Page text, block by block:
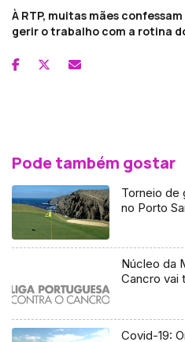
À RTP, muitas mães
gerir o trabalho com a rotina
Pode também gostar
Torneio de
no Porto
Núcleo da
Cancro vai
Covid-19: